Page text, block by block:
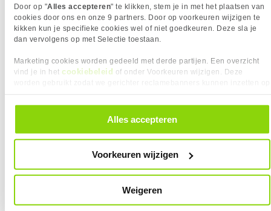
Door op "Alles accepteren" te klikken, stem je in met het plaatsen van
cookies door ons en onze 9 partners. Door op voorkeuren wijzigen te
kikken kun je specifieke cookies wel of niet goedkeuren. Deze sla je
dan vervolgens op met Selectie toestaan.
Marketing cookies worden gedeeld met derde partijen. Een overzicht
vind je in het cookiebeleid of onder Voorkeuren wijzigen. Deze
alle cookies. Je kunt je gegeven toestemming altijd intrekken, dit doe je
door in de footer van onze website te klikken op ‘Cookievoorkeuren’
Alles accepteren
Voorkeuren wijzigen
Weigeren
Schermverhouding
16:9
Paneel Type
IPS
HDR Type
HDR10
Reactietijd
1 ms
AOC C24G42E 24" Full-HD 180Hz
IPS Gaming Monitor
109,-